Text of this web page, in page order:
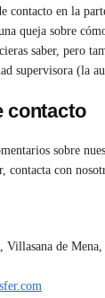
contacto en la
queja sobre
saber, pero
supervisora (la
contacto
sobre
contacta con
Villasana de